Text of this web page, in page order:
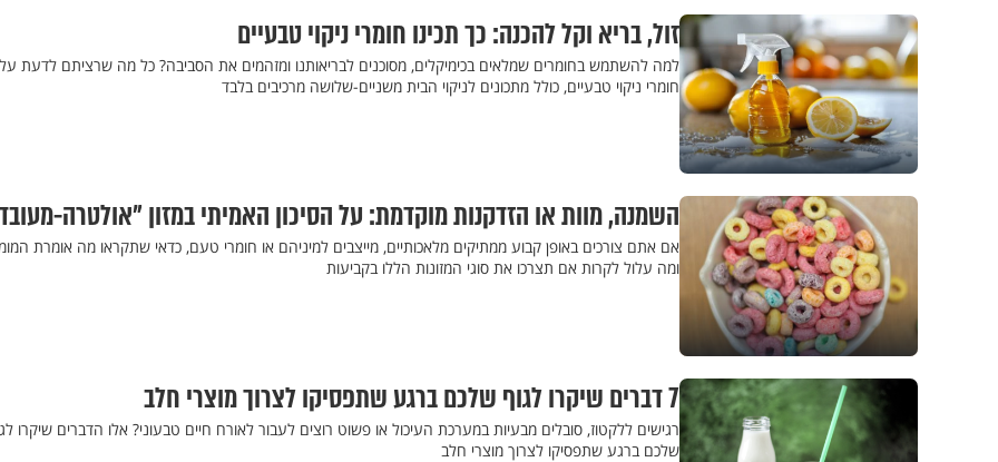
זול, בריא וקל להכנה: כך תכינו חומרי ניקוי טבעיים
למה להשתמש בחומרים שמלאים בכימיקלים, מסוכנים לבריאותנו ומזהמים את הסביבה? כל מה שרציתם לדעת על
חומרי ניקוי טבעיים, כולל מתכונים לניקוי הבית משניים-שלושה מרכיבים בלבד
השמנה, מוות או הזדקנות מוקדמת: על הסיכון האמיתי במזון "אולטרה-
אם אתם צורכים באופן קבוע ממתיקים מלאכותיים, מייצבים למיניהם או חומרי טעם, כדאי שתקראו מה אומרת
ומה עלול לקרות אם תצרכו את סוגי המזונות הללו בקביעות
7 דברים שיקרו לגוף שלכם ברגע שתפסיקו לצרוך מוצרי חלב
רגישים ללקטוז, סובלים מבעיות במערכת העיכול או פשוט רוצים לעבור לאורח חיים טבעוני? אלו הדברים שיקרו
שלכם ברגע שתפסיקו לצרוך מוצרי חלב